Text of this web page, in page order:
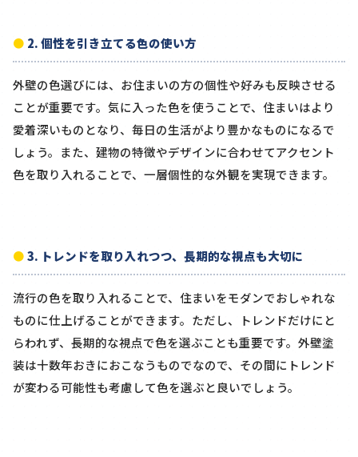
2. 個性を引き立てる色の使い方
外壁の色選びには、お住まいの方の個性や好みも反映させる
ことが重要です。気に入った色を使うことで、住まいはより
愛着深いものとなり、毎日の生活がより豊かなものになるで
しょう。また、建物の特徴やデザインに合わせてアクセント
色を取り入れることで、一層個性的な外観を実現できます。
3. トレンドを取り入れつつ、長期的な視点も大切に
流行の色を取り入れることで、住まいをモダンでおしゃれな
ものに仕上げることができます。ただし、トレンドだけにと
らわれず、長期的な視点で色を選ぶことも重要です。外壁塗
装は十数年おきにおこなうものでなので、その間にトレンド
が変わる可能性も考慮して色を選ぶと良いでしょう。